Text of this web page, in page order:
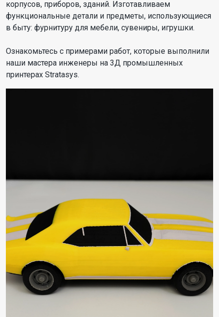
корпусов, приборов, зданий. Изготавливаем
функциональные детали и предметы, использующиеся
в быту: фурнитуру для мебели, сувениры, игрушки.
Ознакомьтесь с примерами работ, которые выполнили
наши мастера инженеры на 3Д промышленных
принтерах Stratasys.